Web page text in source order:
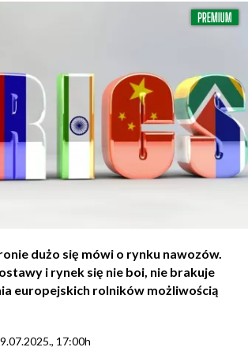
dużo się mówi o rynku nawozów.
i rynek się nie boi, nie brakuje
europejskich rolników możliwością
17:00h